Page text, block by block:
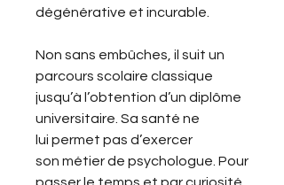
dégénérative et incurable.
Non sans embûches, il suit un
parcours scolaire classique
jusqu’à l’obtention d’un diplôme
universitaire. Sa santé ne
lui permet pas d’exercer
son métier de psychologue. Pour